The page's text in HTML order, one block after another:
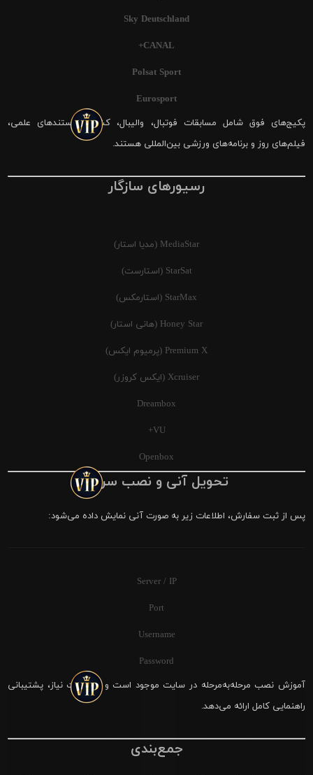
Sky Deutschland
CANAL+
Polsat Sport
Eurosport
پکیج‌های فوق شامل مسابقات فوتبال، والیبال، کشتی، مستندهای علمی،
فیلم‌های روز و برنامه‌های ورزشی بین‌المللی هستند.
رسیورهای سازگار
MediaStar (مدیا استار)
StarSat (استارست)
StarMax (استارمکس)
Honey Star (هانی استار)
Premium X (پرمیوم ایکس)
Xcruiser (ایکس کروزر)
Dreambox
VU+
Openbox
تحویل آنی و نصب سریع
پس از ثبت سفارش، اطلاعات زیر به صورت آنی نمایش داده می‌شود:
Server / IP
Port
Username
Password
آموزش نصب مرحله‌به‌مرحله در سایت موجود است و در صورت نیاز، پشتیبانی
راهنمایی کامل ارائه می‌دهد.
جمع‌بندی